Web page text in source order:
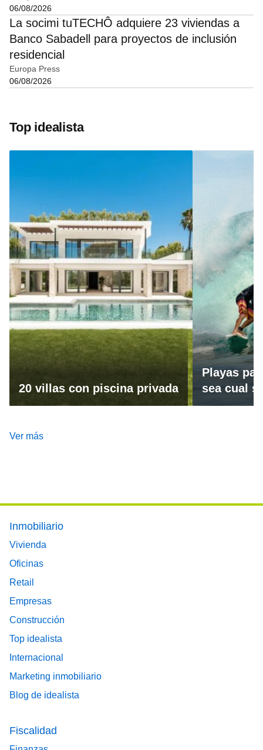
06/08/2026
La socimi tuTECHÔ adquiere 23 viviendas a
Banco Sabadell para proyectos de inclusión
residencial
Europa Press
06/08/2026
Top idealista
20 villas con piscina privada
Playas
sea cual
Ver más
Footer main menu
Inmobiliario
Vivienda
Oficinas
Retail
Empresas
Construcción
Top idealista
Internacional
Marketing inmobiliario
Blog de idealista
Fiscalidad